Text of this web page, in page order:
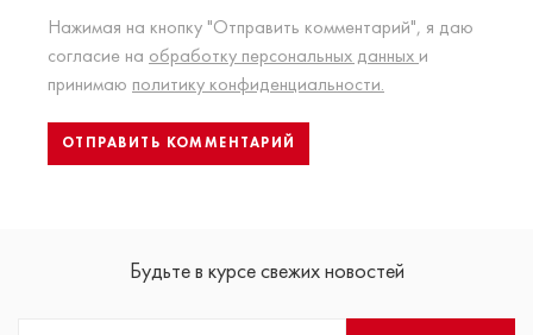
Нажимая на кнопку "Отправить комментарий", я даю
согласие на обработку персональных данных и
принимаю политику конфиденциальности.
Будьте в курсе свежих новостей